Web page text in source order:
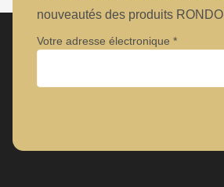
nouveautés des produits RONDO
Votre adresse électronique